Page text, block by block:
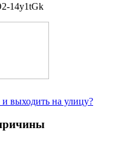
14y1tGk
выходить на улицу?